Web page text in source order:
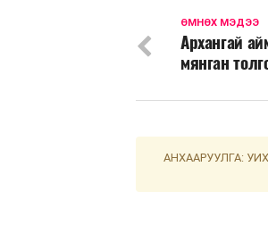
ӨМНӨХ МЭДЭЭ
Архангай
мянган
АНХААРУУЛГА: